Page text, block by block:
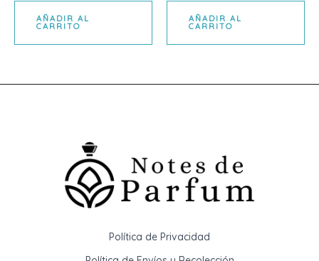
AÑADIR AL
CARRITO
AÑADIR AL
CARRITO
Política de Privacidad